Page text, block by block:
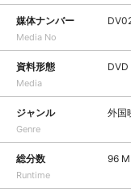
媒体ナンバー
Media No
資料形態
Media
DVD
ジャンル
Genre
外国
総分数
Runtime
96